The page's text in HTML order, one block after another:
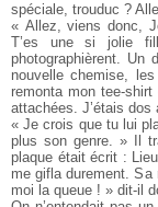
spéciale, trouduc ?
« Allez, viens donc,
T’es une si jolie
photographièrent. Un
nouvelle chemise,
remonta mon tee-
attachées. J’étais dos
« Je crois que tu lui
plus son genre. » Il
plaque était écrit :
me gifla durement.
moi la queue ! » dit-il